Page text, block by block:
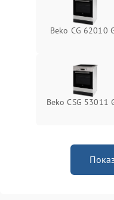
Beko CG 62010
Beko CSG 53011